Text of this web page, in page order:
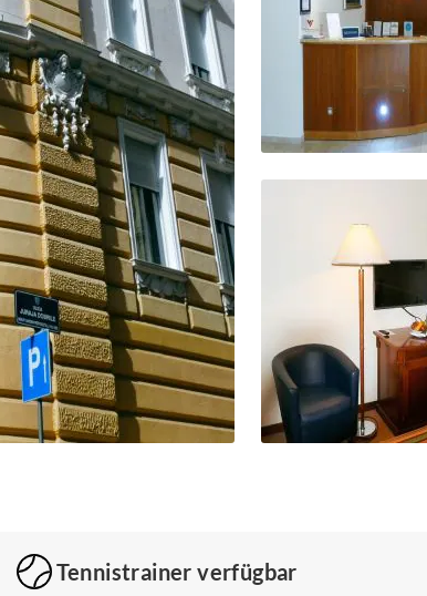
Tennistrainer verfügbar